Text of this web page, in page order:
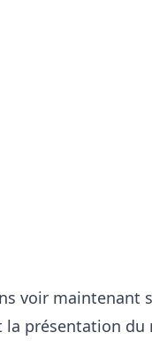
voir maintenant
la présentation